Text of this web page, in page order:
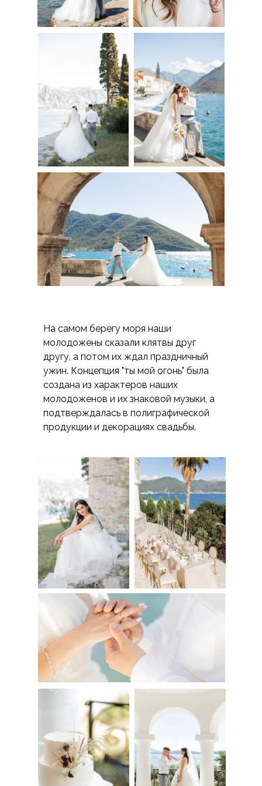
На самом берегу моря наши
молодожены сказали клятвы друг
другу, а потом их ждал праздничный
ужин. Концепция "ты мой огонь" была
создана из характеров наших
молодоженов и их знаковой музыки, а
подтверждалась в полиграфической
продукции и декорациях свадьбы.